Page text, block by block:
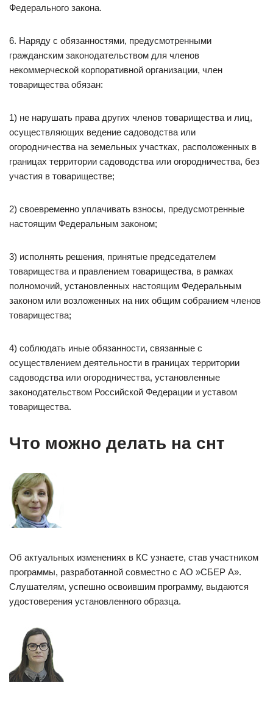
Федерального закона.
6. Наряду с обязанностями, предусмотренными
гражданским законодательством для членов
некоммерческой корпоративной организации, член
товарищества обязан:
1) не нарушать права других членов товарищества и лиц,
осуществляющих ведение садоводства или
огородничества на земельных участках, расположенных в
границах территории садоводства или огородничества, без
участия в товариществе;
2) своевременно уплачивать взносы, предусмотренные
настоящим Федеральным законом;
3) исполнять решения, принятые председателем
товарищества и правлением товарищества, в рамках
полномочий, установленных настоящим Федеральным
законом или возложенных на них общим собранием членов
товарищества;
4) соблюдать иные обязанности, связанные с
осуществлением деятельности в границах территории
садоводства или огородничества, установленные
законодательством Российской Федерации и уставом
товарищества.
Что можно делать на снт
Об актуальных изменениях в КС узнаете, став участником
программы, разработанной совместно с АО »СБЕР А».
Слушателям, успешно освоившим программу, выдаются
удостоверения установленного образца.